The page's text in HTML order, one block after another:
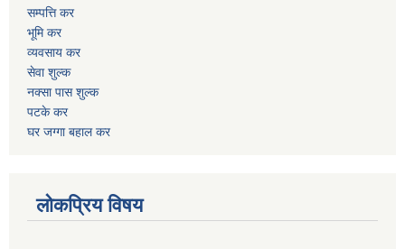
सम्पत्ति कर
भूमि कर
व्यवसाय कर
सेवा शुल्क
नक्सा पास शुल्क
पटके कर
घर जग्गा बहाल कर
लोकप्रिय विषय